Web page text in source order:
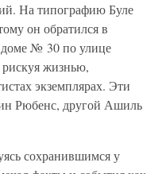
На типографию Буле
он обратился в
№ 30 по улице
рискуя жизнью,
экземплярах. Эти
Рюбенс, другой Ашиль
сохранившимся у